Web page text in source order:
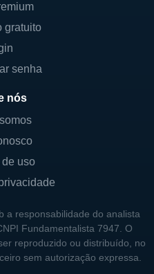
gratuito
senha
nós
de uso
a responsabilidade do analista
Fundamentalista 7947. O
reproduzido ou distribuído, no
sem autorização expressa.